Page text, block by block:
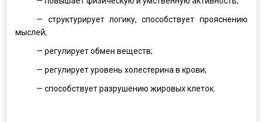
— структурирует логику, способствует прояснению
мыслей;
— регулирует обмен веществ;
— регулирует уровень холестерина в крови;
— способствует разрушению жировых клеток.